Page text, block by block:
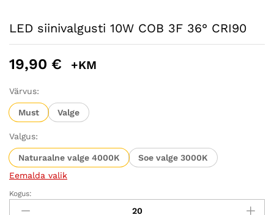
LED siinivalgusti 10W COB 3F 36° CRI90
19,90 € +KM
Värvus:
Must Valge
Valgus:
Naturaalne valge 4000K
Soe valge 3000K
Eemalda valik
LED
siinivalgusti
Kogus: